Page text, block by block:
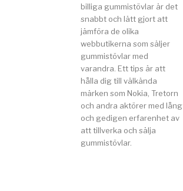
billiga gummistövlar är det
snabbt och lätt gjort att
jämföra de olika
webbutikerna som säljer
gummistövlar med
varandra. Ett tips är att
hålla dig till välkända
märken som Nokia, Tretorn
och andra aktörer med lång
och gedigen erfarenhet av
att tillverka och sälja
gummistövlar.